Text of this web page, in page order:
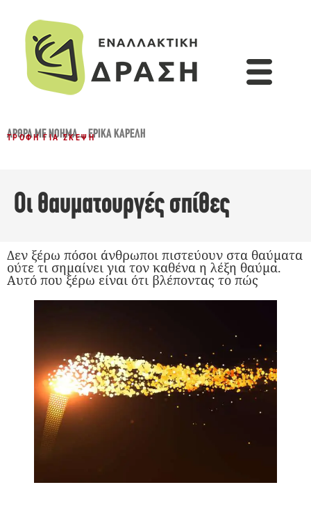
ΆΡΘΡΑ ΜΕ ΝΌΗΜΑ...,ΈΡΙΚΑ ΚΑΡΈΛΗ
ΤΡΟΦΉ ΓΙΑ ΣΚΈΨΗ
Οι θαυματουργές σπίθες
Δεν ξέρω πόσοι άνθρωποι πιστεύουν στα θαύματα
ούτε τι σημαίνει για τον καθένα η λέξη θαύμα.
Αυτό που ξέρω είναι ότι βλέποντας το πώς